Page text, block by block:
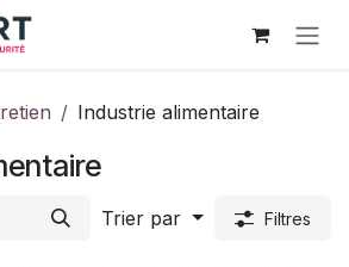
Industrie alimentaire
Trier par Filtres